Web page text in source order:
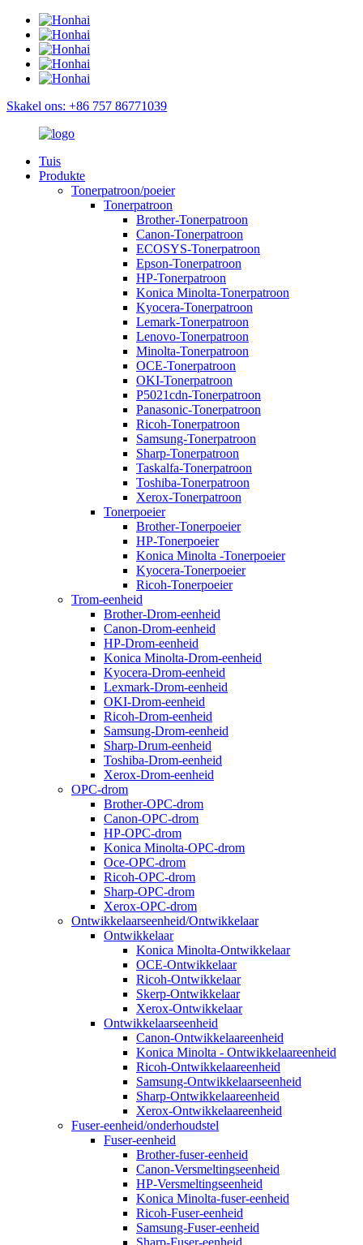
Skakel ons: +86 757 86771039
Tuis
Produkte
Tonerpatroon/poeier
Tonerpatroon
Brother-Tonerpatroon
Canon-Tonerpatroon
ECOSYS-Tonerpatroon
Epson-Tonerpatroon
HP-Tonerpatroon
Konica Minolta-Tonerpatroon
Kyocera-Tonerpatroon
Lemark-Tonerpatroon
Lenovo-Tonerpatroon
Minolta-Tonerpatroon
OCE-Tonerpatroon
OKI-Tonerpatroon
P5021cdn-Tonerpatroon
Panasonic-Tonerpatroon
Ricoh-Tonerpatroon
Samsung-Tonerpatroon
Sharp-Tonerpatroon
Taskalfa-Tonerpatroon
Toshiba-Tonerpatroon
Xerox-Tonerpatroon
Tonerpoeier
Brother-Tonerpoeier
HP-Tonerpoeier
Konica Minolta -Tonerpoeier
Kyocera-Tonerpoeier
Ricoh-Tonerpoeier
Trom-eenheid
Brother-Drom-eenheid
Canon-Drom-eenheid
HP-Drom-eenheid
Konica Minolta-Drom-eenheid
Kyocera-Drom-eenheid
Lexmark-Drom-eenheid
OKI-Drom-eenheid
Ricoh-Drom-eenheid
Samsung-Drom-eenheid
Sharp-Drum-eenheid
Toshiba-Drom-eenheid
Xerox-Drom-eenheid
OPC-drom
Brother-OPC-drom
Canon-OPC-drom
HP-OPC-drom
Konica Minolta-OPC-drom
Oce-OPC-drom
Ricoh-OPC-drom
Sharp-OPC-drom
Xerox-OPC-drom
Ontwikkelaarseenheid/Ontwikkelaar
Ontwikkelaar
Konica Minolta-Ontwikkelaar
OCE-Ontwikkelaar
Ricoh-Ontwikkelaar
Skerp-Ontwikkelaar
Xerox-Ontwikkelaar
Ontwikkelaarseenheid
Canon-Ontwikkelaareenheid
Konica Minolta - Ontwikkelaareenheid
Ricoh-Ontwikkelaareenheid
Samsung-Ontwikkelaarseenheid
Sharp-Ontwikkelaareenheid
Xerox-Ontwikkelaareenheid
Fuser-eenheid/onderhoudstel
Fuser-eenheid
Brother-fuser-eenheid
Canon-Versmeltingseenheid
HP-Versmeltingseenheid
Konica Minolta-fuser-eenheid
Ricoh-Fuser-eenheid
Samsung-Fuser-eenheid
Sharp-Fuser-eenheid